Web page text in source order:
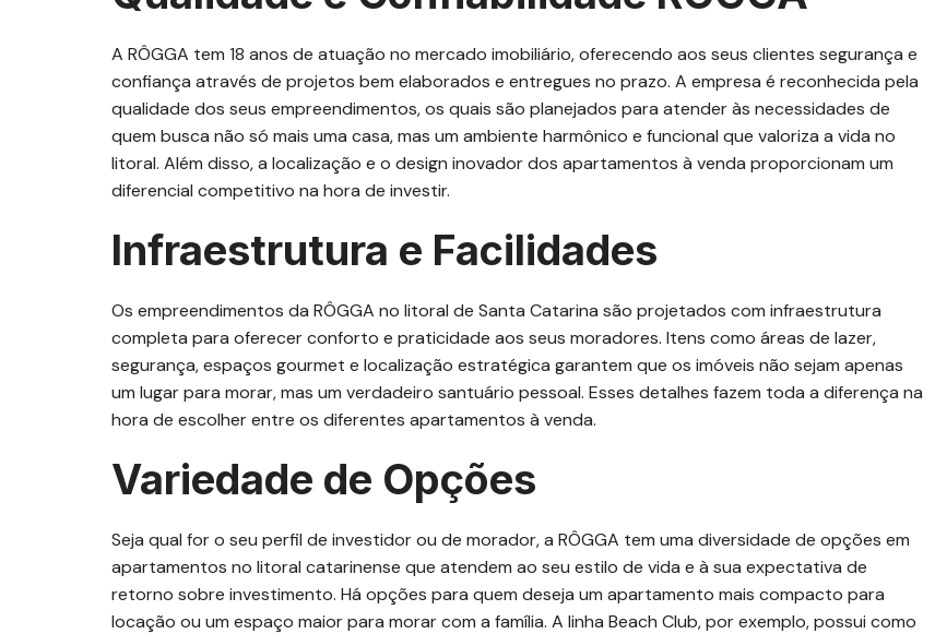
A RÔGGA tem 18 anos de atuação no mercado imobiliário, oferecendo aos seus clientes segurança e
confiança através de projetos bem elaborados e entregues no prazo. A empresa é reconhecida pela
qualidade dos seus empreendimentos, os quais são planejados para atender às necessidades de
quem busca não só mais uma casa, mas um ambiente harmônico e funcional que valoriza a vida no
litoral. Além disso, a localização e o design inovador dos apartamentos à venda proporcionam um
diferencial competitivo na hora de investir.
Infraestrutura e Facilidades
Os empreendimentos da RÔGGA no litoral de Santa Catarina são projetados com infraestrutura
completa para oferecer conforto e praticidade aos seus moradores. Itens como áreas de lazer,
segurança, espaços gourmet e localização estratégica garantem que os imóveis não sejam apenas
um lugar para morar, mas um verdadeiro santuário pessoal. Esses detalhes fazem toda a diferença na
hora de escolher entre os diferentes apartamentos à venda.
Variedade de Opções
Seja qual for o seu perfil de investidor ou de morador, a RÔGGA tem uma diversidade de opções em
apartamentos no litoral catarinense que atendem ao seu estilo de vida e à sua expectativa de
retorno sobre investimento. Há opções para quem deseja um apartamento mais compacto para
locação ou um espaço maior para morar com a família. A linha Beach Club, por exemplo, possui como